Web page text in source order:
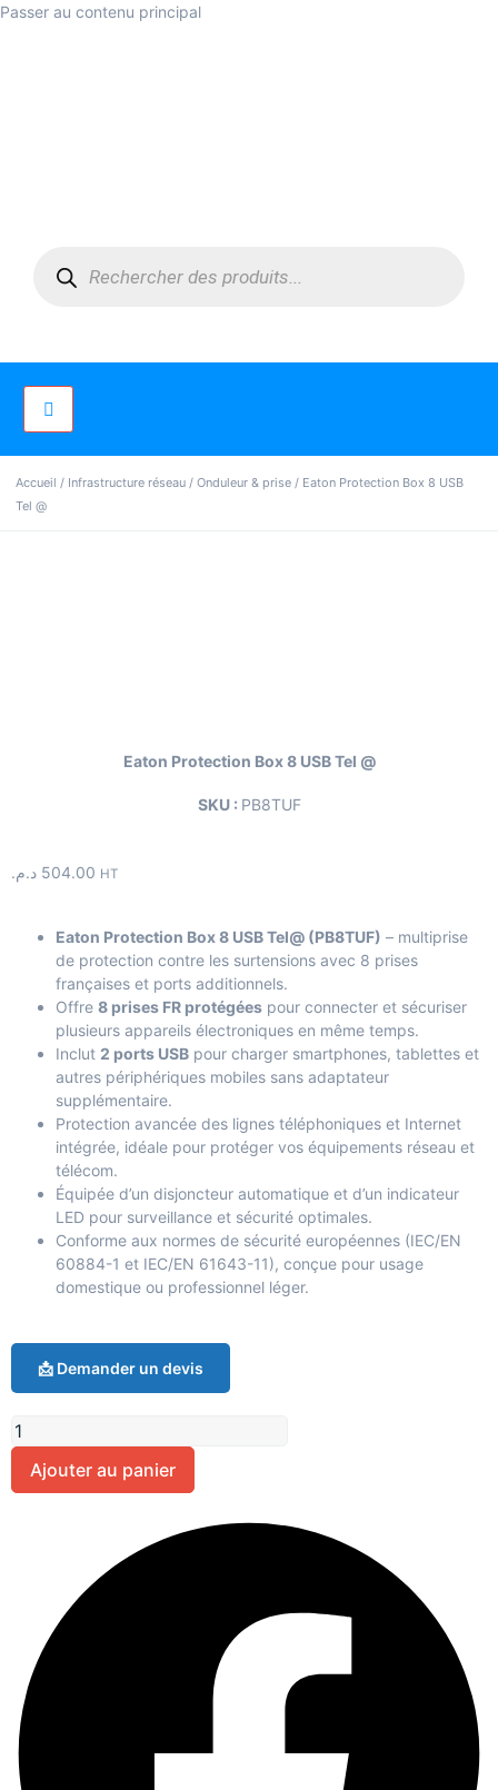
Passer au contenu principal
Accueil / Infrastructure réseau / Onduleur & prise / Eaton Protection Box 8 USB
Tel @
Eaton Protection Box 8 USB Tel @
SKU : PB8TUF
504.00 د.م. HT
Eaton Protection Box 8 USB Tel@ (PB8TUF) – multiprise
de protection contre les surtensions avec 8 prises
françaises et ports additionnels.
Offre 8 prises FR protégées pour connecter et sécuriser
plusieurs appareils électroniques en même temps.
Inclut 2 ports USB pour charger smartphones, tablettes et
autres périphériques mobiles sans adaptateur
supplémentaire.
Protection avancée des lignes téléphoniques et Internet
intégrée, idéale pour protéger vos équipements réseau et
télécom.
Équipée d’un disjoncteur automatique et d’un indicateur
LED pour surveillance et sécurité optimales.
Conforme aux normes de sécurité européennes (IEC/EN
60884-1 et IEC/EN 61643-11), conçue pour usage
domestique ou professionnel léger.
📩 Demander un devis
Ajouter au panier